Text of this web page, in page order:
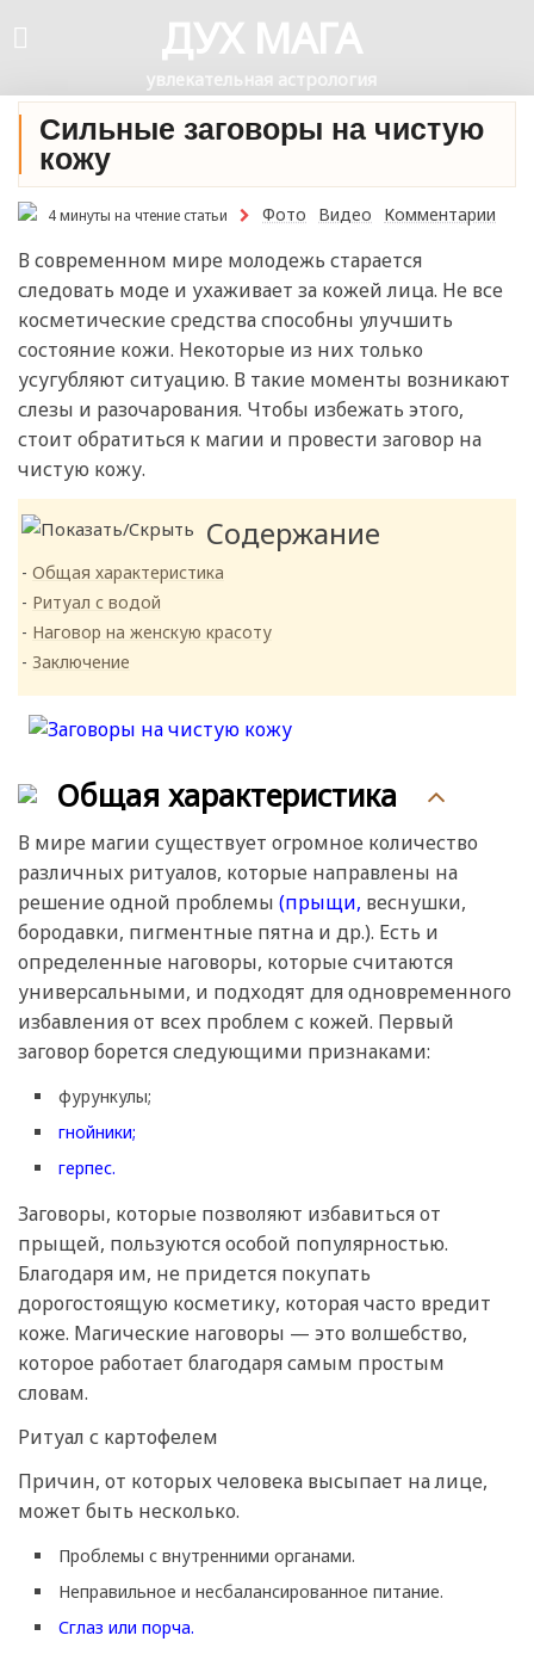
ДУХ МАГА
увлекательная астрология
Сильные заговоры на чистую
кожу
4 минуты на чтение статьи Фото Видео Комментарии
В современном мире молодежь старается
следовать моде и ухаживает за кожей лица. Не все
косметические средства способны улучшить
состояние кожи. Некоторые из них только
усугубляют ситуацию. В такие моменты возникают
слезы и разочарования. Чтобы избежать этого,
стоит обратиться к магии и провести заговор на
чистую кожу.
Содержание
Общая характеристика
Ритуал с водой
Наговор на женскую красоту
Заключение
Общая характеристика
В мире магии существует огромное количество
различных ритуалов, которые направлены на
решение одной проблемы (прыщи, веснушки,
бородавки, пигментные пятна и др.). Есть и
определенные наговоры, которые считаются
универсальными, и подходят для одновременного
избавления от всех проблем с кожей. Первый
заговор борется следующими признаками:
фурункулы;
гнойники;
герпес.
Заговоры, которые позволяют избавиться от
прыщей, пользуются особой популярностью.
Благодаря им, не придется покупать
дорогостоящую косметику, которая часто вредит
коже. Магические наговоры — это волшебство,
которое работает благодаря самым простым
словам.
Ритуал с картофелем
Причин, от которых человека высыпает на лице,
может быть несколько.
Проблемы с внутренними органами.
Неправильное и несбалансированное питание.
Сглаз или порча.